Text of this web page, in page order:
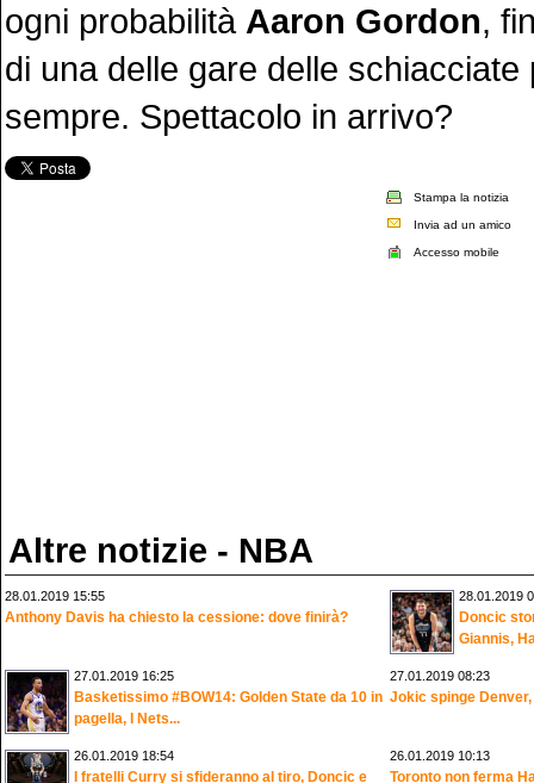
ogni probabilità Aaron Gordon,
di una delle gare delle schiacciate
sempre. Spettacolo in arrivo?
Stampa la notizia
Invia ad un amico
Accesso mobile
Altre notizie - NBA
28.01.2019 15:55
Anthony Davis ha chiesto la cessione: dove finirà?
28.01.2019
Doncic
Giannis,
27.01.2019 16:25
Basketissimo #BOW14: Golden State da 10 in
pagella, I Nets...
27.01.2019 08:23
Jokic spinge
26.01.2019 18:54
I fratelli Curry si sfideranno al tiro, Doncic e
26.01.2019 10:13
Toronto non ferma